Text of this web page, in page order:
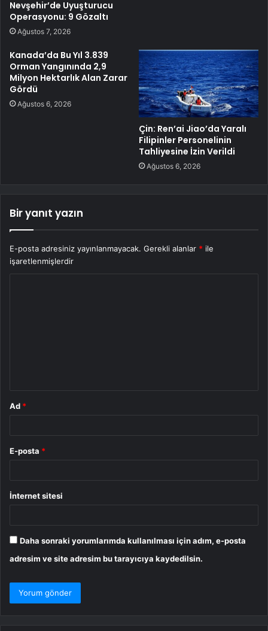
Nevşehir’de Uyuşturucu
Operasyonu: 9 Gözaltı
Ağustos 7, 2026
Kanada’da Bu Yıl 3.839
Orman Yangınında 2,9
Milyon Hektarlık Alan Zarar
Gördü
Ağustos 6, 2026
Çin: Ren’ai Jiao’da Yaralı
Filipinler Personelinin
Tahliyesine İzin Verildi
Ağustos 6, 2026
Bir yanıt yazın
E-posta adresiniz yayınlanmayacak. Gerekli alanlar * ile
işaretlenmişlerdir
Ad *
E-posta *
İnternet sitesi
Daha sonraki yorumlarımda kullanılması için adım, e-posta
adresim ve site adresim bu tarayıcıya kaydedilsin.